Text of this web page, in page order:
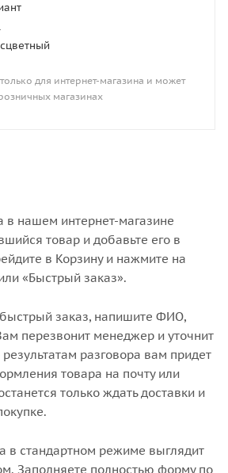
для интернет-магазина и может
магазинах
в нашем интернет-магазине
товар и добавьте его в
в Корзину и нажмите на
«Быстрый заказ».
заказ, напишите ФИО,
перезвонит менеджер и уточнит
разговора вам придет
товара на почту или
только ждать доставки и
в стандартном режиме выглядит
Заполняете полностью форму по